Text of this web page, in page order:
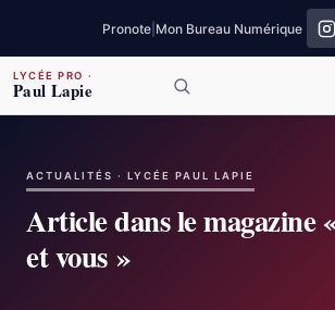
Pronote Mon Bureau Numérique
LYCÉE PRO ·
Paul Lapie
ACTUALITÉS · LYCÉE PAUL LAPIE
Article dans le magazine
et vous »